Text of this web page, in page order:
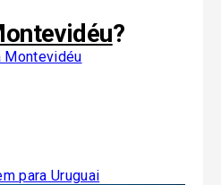
?
Montevidéu
para Uruguai